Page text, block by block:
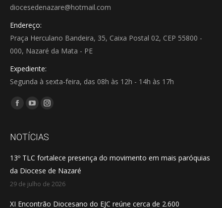
diocesedenazare@hotmail.com
Endereço:
Praça Herculano Bandeira, 35, Caixa Postal 02, CEP 55800 -
000, Nazaré da Mata - PE
Expediente:
Segunda à sexta-feira, das 08h às 12h - 14h às 17h
Encontre-nos em:
Facebook
opens
new
window
YouTube
opens
new
window
Instagram
opens
new
window
NOTÍCIAS
13º TLC fortalece presença do movimento em mais paróquias
da Diocese de Nazaré
29 de julho de 2026
XI Encontrão Diocesano do EJC reúne cerca de 2.600